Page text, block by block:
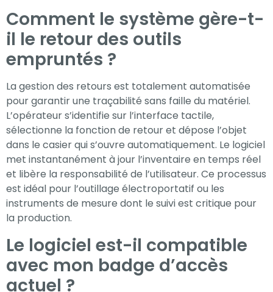
Comment le système gère-t-
il le retour des outils
empruntés ?
La gestion des retours est totalement automatisée
pour garantir une traçabilité sans faille du matériel.
L’opérateur s’identifie sur l’interface tactile,
sélectionne la fonction de retour et dépose l’objet
dans le casier qui s’ouvre automatiquement. Le logiciel
met instantanément à jour l’inventaire en temps réel
et libère la responsabilité de l’utilisateur. Ce processus
est idéal pour l’outillage électroportatif ou les
instruments de mesure dont le suivi est critique pour
la production.
Le logiciel est-il compatible
avec mon badge d’accès
actuel ?